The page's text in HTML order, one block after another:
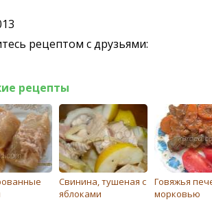
рецептом с друзьями:
рецепты
Свинина, тушеная с
яблоками
Говяжья
морковью